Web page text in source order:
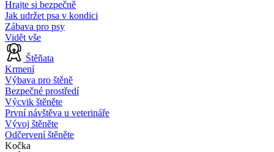
Hrajte si bezpečně
Jak udržet psa v kondici
Zábava pro psy
Vidět vše
Štěňata
Krmení
Výbava pro štěně
Bezpečné prostředí
Výcvik štěněte
První návštěva u veterináře
Vývoj štěněte
Odčervení štěněte
Kočka